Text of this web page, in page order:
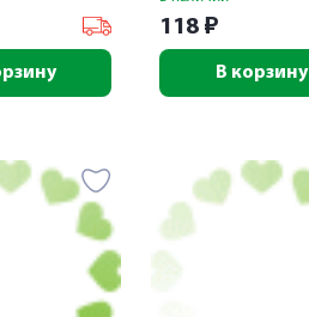
118 ₽
В корзину